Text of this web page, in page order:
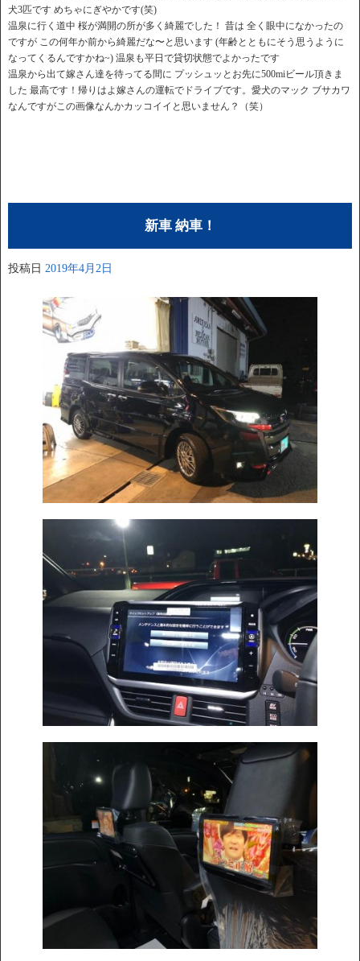
犬3匹です めちゃにぎやかです(笑)
温泉に行く道中 桜が満開の所が多く綺麗でした！ 昔は 全く眼中になかったの
ですが この何年か前から綺麗だな〜と思います (年齢とともにそう思うように
なってくるんですかね~) 温泉も平日で貸切状態でよかったです
温泉から出て嫁さん達を待ってる間に プッシュッとお先に500miビール頂きま
した 最高です！帰りはよ嫁さんの運転でドライブです。愛犬のマック ブサカワ
なんですがこの画像なんかカッコイイと思いません？（笑）
新車 納車！
投稿日 2019年4月2日